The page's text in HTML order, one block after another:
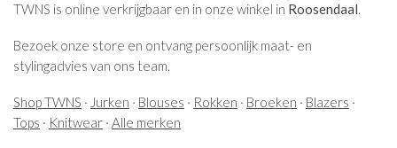
TWNS is online verkrijgbaar en in onze winkel in Roosendaal.
Bezoek onze store en ontvang persoonlijk maat- en
stylingadvies van ons team.
Shop TWNS · Jurken · Blouses · Rokken · Broeken · Blazers ·
Tops · Knitwear · Alle merken